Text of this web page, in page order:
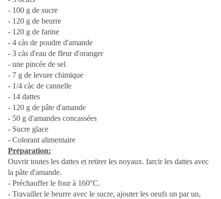
- 100 g de sucre
- 120 g de beurre
- 120 g de farine
- 4 càs de poudre d'amande
- 3 càs d'eau de fleur d'oranger
- une pincée de sel
- 7 g de levure chimique
- 1/4 càc de cannelle
- 14 dattes
- 120 g de pâte d'amande
- 50 g d'amandes concassées
- Sucre glace
- Colorant alimentaire
Préparation:
Ouvrir toutes les dattes et retirer les noyaux. farcir les dattes avec
la pâte d'amande.
- Préchauffer le four à 160°C.
- Travailler le beurre avec le sucre, ajouter les oeufs un par un,